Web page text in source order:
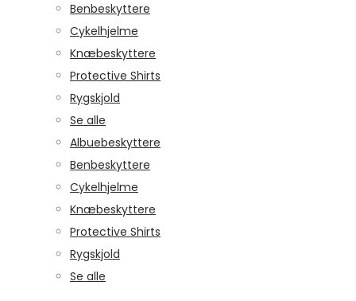
Benbeskyttere
Cykelhjelme
Knæbeskyttere
Protective Shirts
Rygskjold
Se alle
Albuebeskyttere
Benbeskyttere
Cykelhjelme
Knæbeskyttere
Protective Shirts
Rygskjold
Se alle